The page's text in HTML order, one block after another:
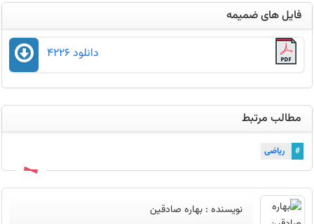
فایل های ضمیمه
دانلود 4226
مطالب مرتبط
# ریاضی
نويسنده : بهاره صادقین